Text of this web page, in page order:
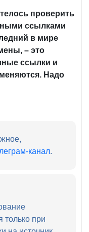
проверить
ссылками
в мире
– это
ссылки и
Надо
канал.
только при